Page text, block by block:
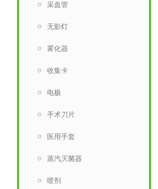
采血管
无影灯
雾化器
收集卡
电极
手术刀片
医用手套
蒸汽灭菌器
喷剂